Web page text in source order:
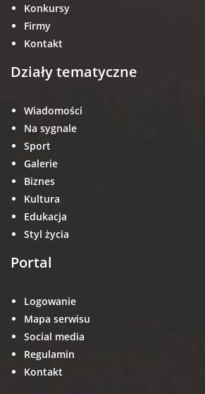
Konkursy
Firmy
Kontakt
Działy tematyczne
Wiadomości
Na sygnale
Sport
Galerie
Biznes
Kultura
Edukacja
Styl życia
Portal
Logowanie
Mapa serwisu
Social media
Regulamin
Kontakt